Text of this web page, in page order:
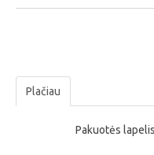
Plačiau
Pakuotės